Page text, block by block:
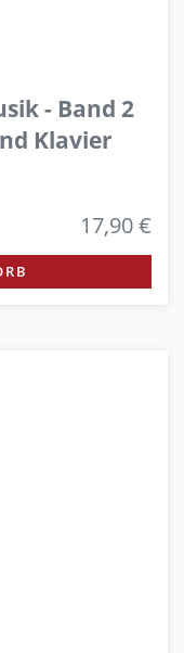
- Band 2
Klavier
17,90 €